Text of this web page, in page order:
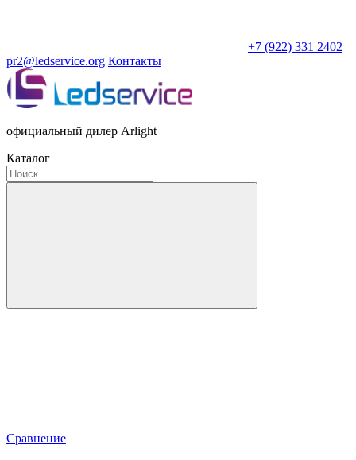
+7 (922) 331 2402
pr2@ledservice.org Контакты
официальный дилер Arlight
Каталог
Сравнение